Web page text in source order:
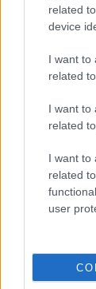
related
device
I want to
related
I want to
related
I want to
related
user